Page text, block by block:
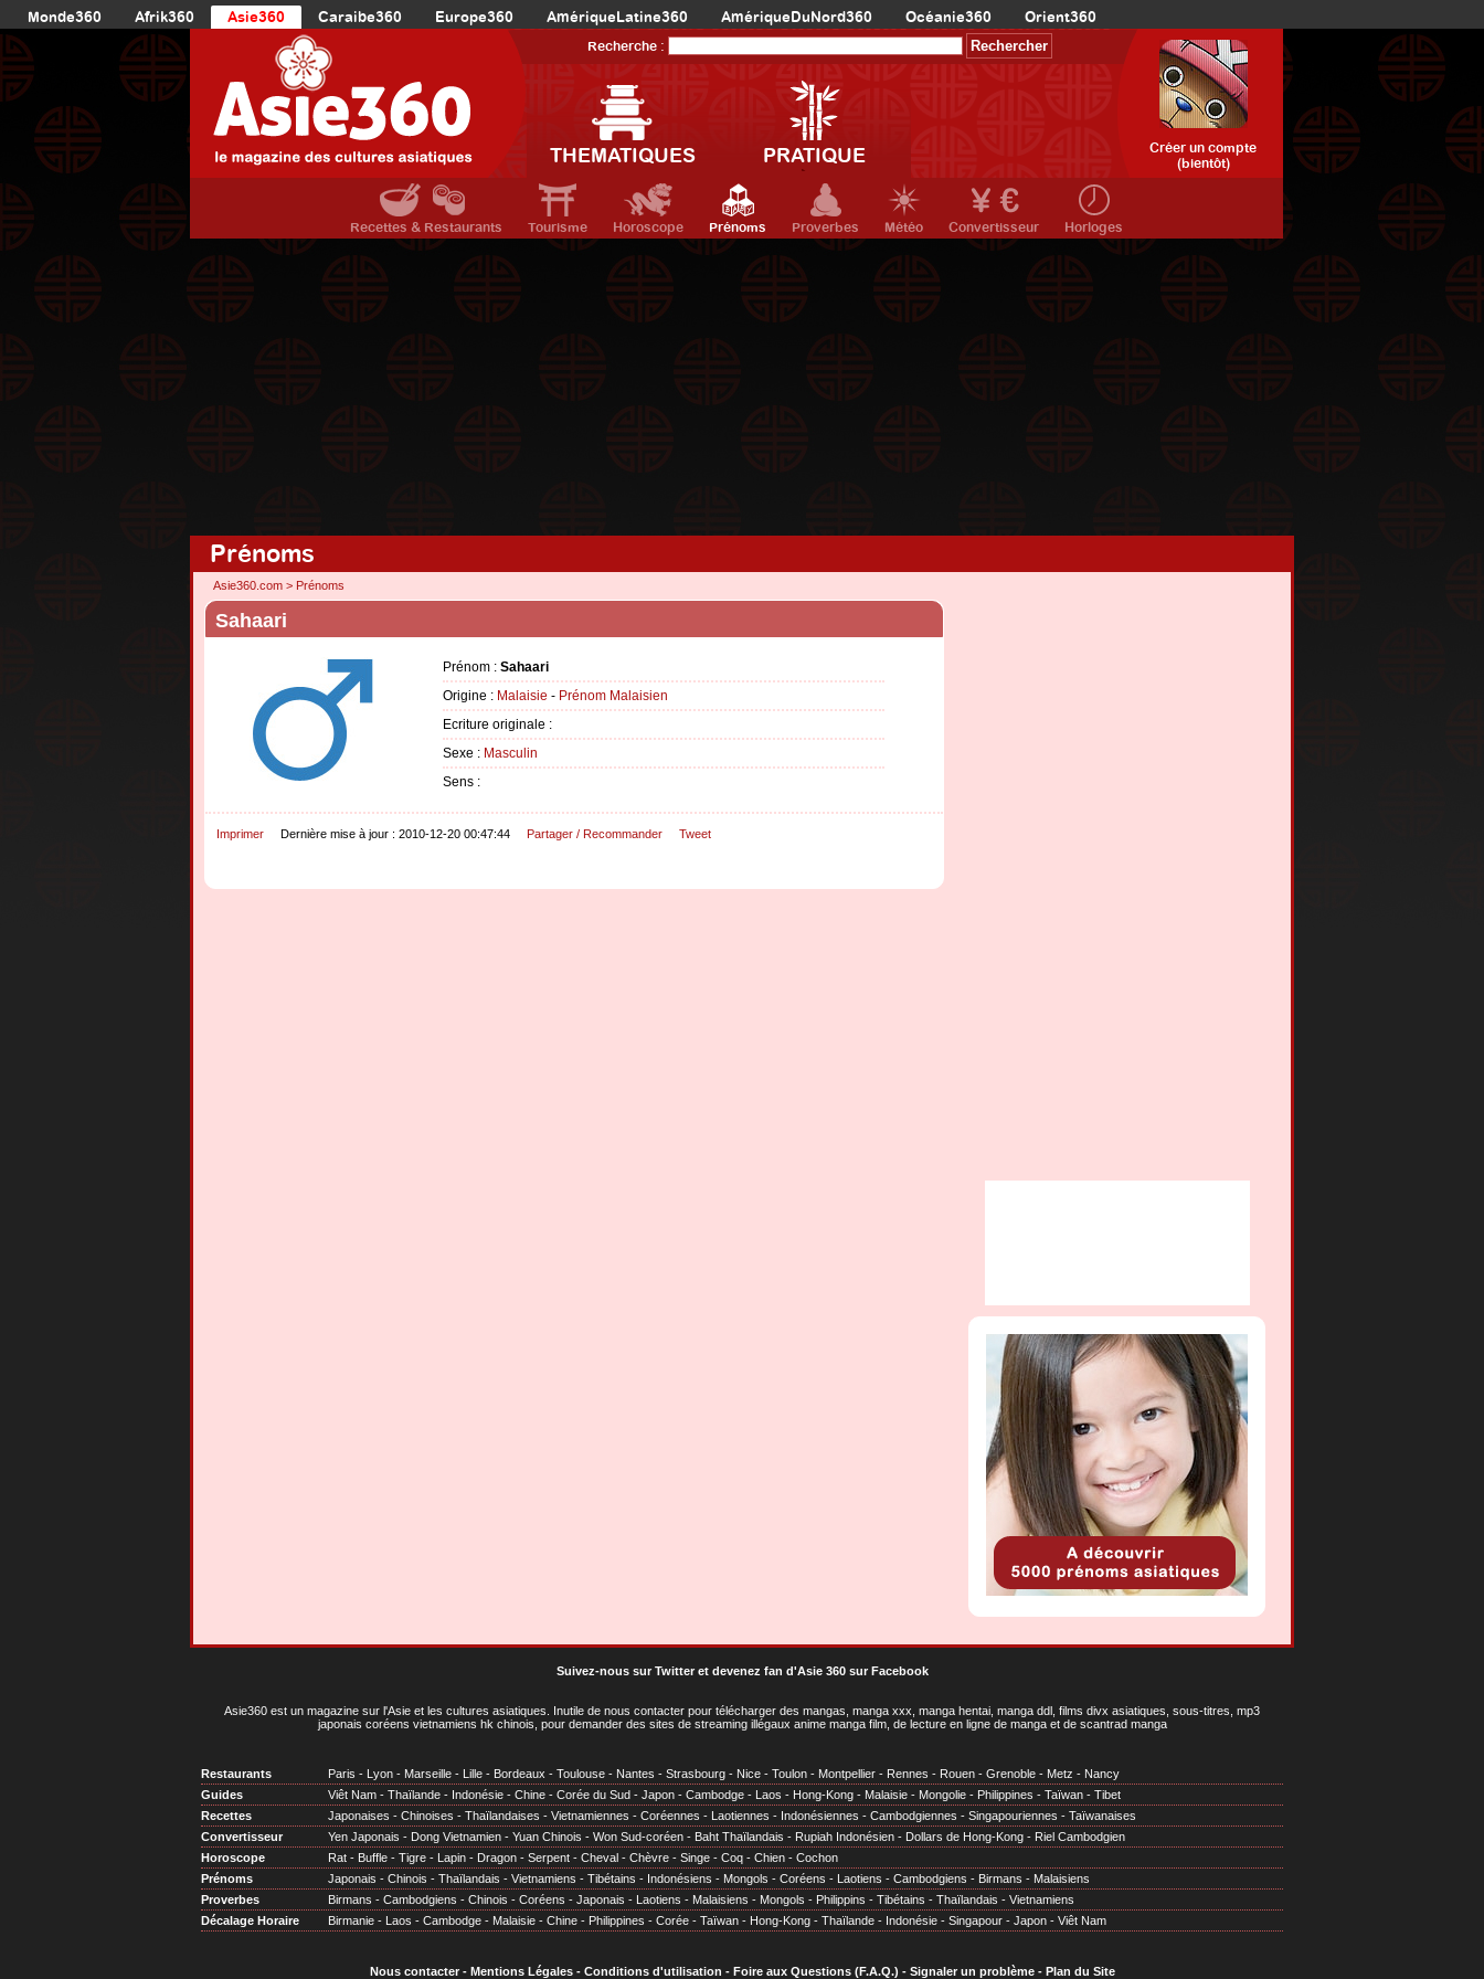
Monde360 Afrik360 Asie360 Caraibe360 Europe360 AmériqueLatine360 AmériqueDuNord360 Océanie360 Orient360
Recherche :
THEMATIQUES PRATIQUE
Créer un compte
(bientôt)
Recettes & Restaurants Tourisme Horoscope Prénoms Proverbes Météo Convertisseur Horloges
Prénoms
Asie360.com > Prénoms
Sahaari
Prénom : Sahaari
Origine : Malaisie - Prénom Malaisien
Ecriture originale :
Sexe : Masculin
Sens :
Imprimer Dernière mise à jour : 2010-12-20 00:47:44 Partager / Recommander Tweet
Suivez-nous sur Twitteret devenez fan d'Asie 360 sur Facebook
Asie360 est un magazine sur l'Asie et les cultures asiatiques . Inutile de nous contacter pour télécharger des mangas, manga xxx, manga hentai, manga ddl, films divx asiatiques, sous-titres, mp3
japonais coréens vietnamiens hk chinois, pour demander des sites de streaming illégaux anime manga film, de lecture en ligne de manga et de scantrad manga
Restaurants Paris - Lyon - Marseille - Lille - Bordeaux - Toulouse - Nantes - Strasbourg - Nice - Toulon - Montpellier - Rennes - Rouen - Grenoble - Metz - Nancy
Guides
Viêt Nam - Thaïlande - Indonésie - Chine - Corée du Sud - Japon - Cambodge - Laos - Hong-Kong - Malaisie - Mongolie - Philippines - Taïwan - Tibet
Recettes
Japonaises - Chinoises - Thaïlandaises - Vietnamiennes - Coréennes - Laotiennes - Indonésiennes - Cambodgiennes - Singapouriennes - Taïwanaises
Convertisseur
Yen Japonais - Dong Vietnamien - Yuan Chinois - Won Sud-coréen - Baht Thaïlandais - Rupiah Indonésien - Dollars de Hong-Kong - Riel Cambodgien
Horoscope
Rat - Buffle - Tigre - Lapin - Dragon - Serpent - Cheval - Chèvre - Singe - Coq - Chien - Cochon
Prénoms
Japonais - Chinois - Thaïlandais - Vietnamiens - Tibétains - Indonésiens - Mongols - Coréens - Laotiens - Cambodgiens - Birmans - Malaisiens
Proverbes
Birmans - Cambodgiens - Chinois - Coréens - Japonais - Laotiens - Malaisiens - Mongols - Philippins - Tibétains - Thaïlandais - Vietnamiens
Décalage Horaire
Birmanie - Laos - Cambodge - Malaisie - Chine - Philippines - Corée - Taïwan - Hong-Kong - Thaïlande - Indonésie - Singapour - Japon - Viêt Nam
Nous contacter- Mentions Légales- Conditions d'utilisation - Foire aux Questions (F.A.Q.) - Signaler un problème- Plan du Site